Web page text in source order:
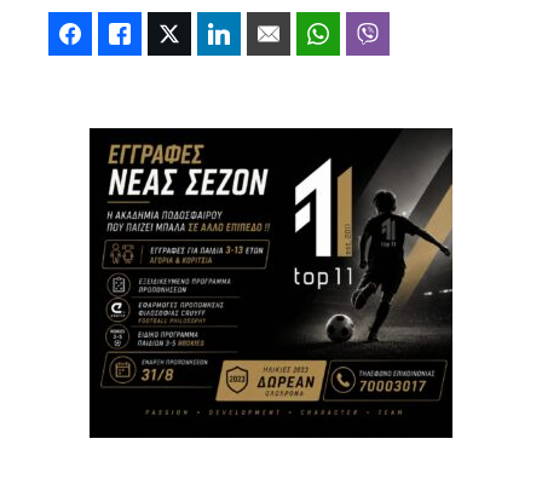
FacebookLike Twitter LinkedIn Email WhatsApp